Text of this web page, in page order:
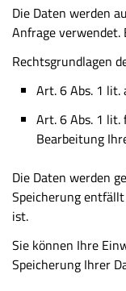
Die Daten werden
Anfrage
Rechtsgrundlagen
Art. 6 Abs. 1 lit.
Art. 6 Abs. 1 lit.
Bearbeitung
Die Daten werden
Speicherung
ist.
Sie können Ihre
Speicherung Ihrer